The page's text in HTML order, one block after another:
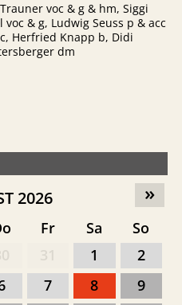
voc & g & hm, Siggi
voc & g, Ludwig Seuss p & acc
Herfried Knapp b, Didi
dm
»
2026
Fr Sa
So
1
2
7 8
9